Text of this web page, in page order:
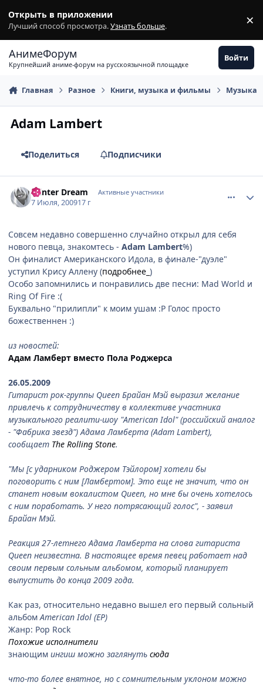
Открыть в приложении
Лучший способ просмотра.Узнать больше. ×
АнимеФорум
Крупнейший аниме-форум на русскоязычной площадке
Войти
Главная Разное Книги, музыка и фильмы Музыка
Adam Lambert
Поделиться Подписчики
Winter Dream Активные участники
7 Июля, 200917 г
Совсем недавно совершенно случайно открыл для себя
нового певца, знакомтесь - Adam Lambert%)
Он финалист Американского Идола, в финале-"дуэле"
уступил Крису Аллену (подробнее_ )
Особо запомнились и понравились две песни: Mad World и
Ring Of Fire :(
Буквально "прилипли" к моим ушам :P Голос просто
божественнен :)
из новостей:
Адам Ламберт вместо Пола Роджерса
26.05.2009
Гитарист рок-группы Queen Брайан Мэй выразил желание
привлечь к сотрудничеству в коллективе участника
музыкального реалити-шоу "American Idol" (российский аналог
- "Фабрика звезд") Адама Ламберта (Adam Lambert),
сообщает The Rolling Stone.
"Мы [с ударником Роджером Тэйлором] хотели бы
поговорить с ним [Ламбертом]. Это еще не значит, что он
станет новым вокалистом Queen, но мне бы очень хотелось
с ним поработать. У него потрясающий голос", - заявил
Брайан Мэй.
Реакция 27-летнего Адама Ламберта на слова гитариста
Queen неизвестна. В настоящее время певец работает над
своим первым сольным альбомом, который планирует
выпустить до конца 2009 года.
Как раз, относительно недавно вышел его первый сольный
альбомAmerican Idol (EP)
Жанр: Pop Rock
Похожие исполнители
знающим ингиш можно заглянуть сюда
что-то более внятное, но с сомнительным уклоном можно